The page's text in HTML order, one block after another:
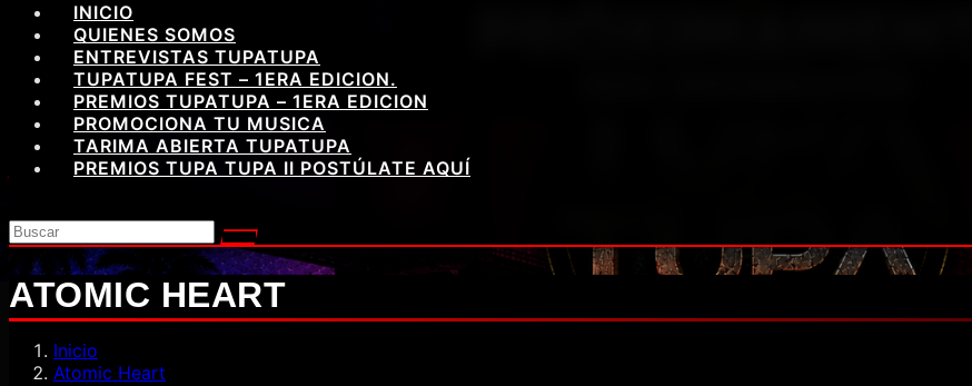
INICIO
QUIENES SOMOS
ENTREVISTAS TUPATUPA
TUPATUPA FEST – 1ERA EDICION.
PREMIOS TUPATUPA – 1ERA EDICION
PROMOCIONA TU MUSICA
TARIMA ABIERTA TUPATUPA
PREMIOS TUPA TUPA II POSTÚLATE AQUÍ
ATOMIC HEART
Inicio
Atomic Heart